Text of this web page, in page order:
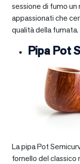
sessione di fumo
appassionati che
qualità della fumata.
Pipa Pot
La pipa Pot
fornello del classico